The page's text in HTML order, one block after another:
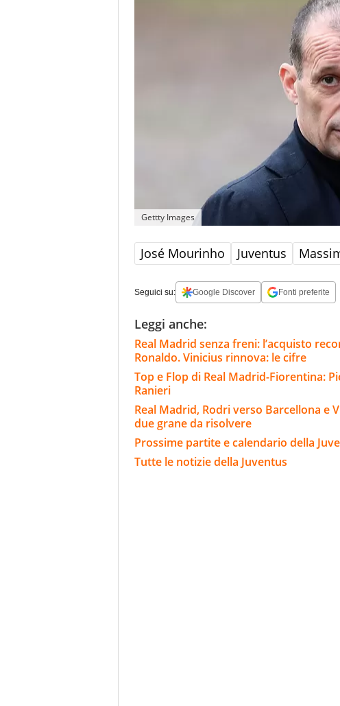
Gettty Images
José Mourinho Juventus
Seguici su: Google Discover Fonti preferite
Leggi anche:
Real Madrid senza freni: l’acquisto
Ronaldo. Vinicius rinnova: le cifre
Top e Flop di Real Madrid-Fiorentina:
Ranieri
Real Madrid, Rodri verso Barcellona e
due grane da risolvere
Prossime partite e calendario della
Tutte le notizie della Juventus